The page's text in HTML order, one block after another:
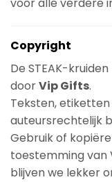
Copyright
De STEAK-
doorVip Gifts.
Teksten,
auteursrechtelijk
Gebruik of
toestemming van
blijven we lekker